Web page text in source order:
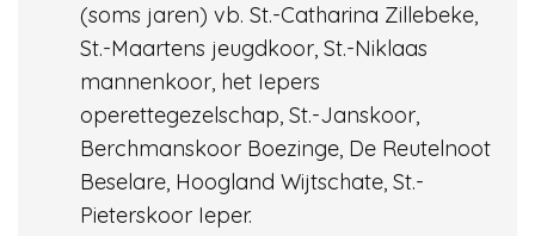
(soms jaren) vb. St.-Catharina Zillebeke,
St.-Maartens jeugdkoor, St.-Niklaas
mannenkoor, het Iepers
operettegezelschap, St.-Janskoor,
Berchmanskoor Boezinge, De Reutelnoot
Beselare, Hoogland Wijtschate, St.-
Pieterskoor Ieper.